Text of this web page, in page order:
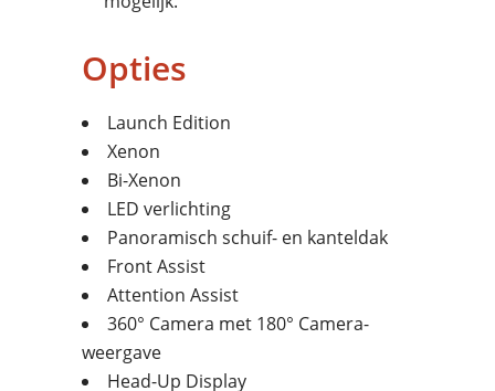
Opties
Launch Edition
Xenon
Bi-Xenon
LED verlichting
Panoramisch schuif- en kanteldak
Front Assist
Attention Assist
360° Camera met 180° Camera-
weergave
Head-Up Display